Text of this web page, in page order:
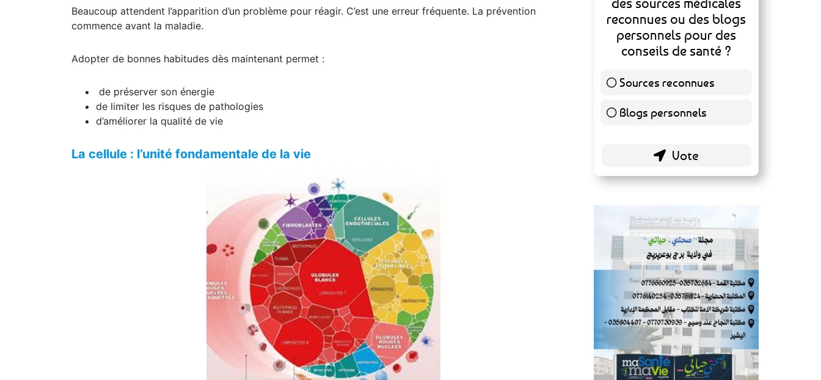
Beaucoup attendent l’apparition d’un problème pour réagir. C’est une erreur fréquente. La prévention
commence avant la maladie.
Adopter de bonnes habitudes dès maintenant permet :
de préserver son énergie
de limiter les risques de pathologies
d’améliorer la qualité de vie
La cellule : l’unité fondamentale de la vie
reconnues ou des blogs
personnels pour des
conseils de santé ?
Sources reconnues
140 ( 73.3 % )
Blogs personnels51 ( 26.7 % )